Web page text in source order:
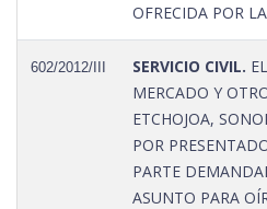
OFRECIDA POR
602/2012/III SERVICIO CIVIL.
MERCADO Y
ETCHOJOA,
POR
PARTE
ASUNTO PARA